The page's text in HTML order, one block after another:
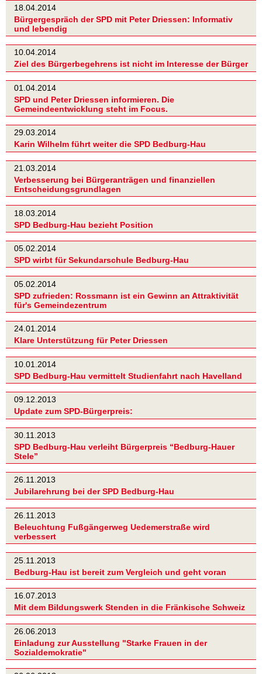
18.04.2014
Bürgergespräch der SPD mit Peter Driessen: Informativ
und lebendig
10.04.2014
Ziel des Bürgerbegehrens ist nicht im Interesse der Bürger
01.04.2014
SPD und Peter Driessen informieren. Die
Gemeindeentwicklung steht im Focus.
29.03.2014
Karin Wilhelm führt weiter die SPD Bedburg-Hau
21.03.2014
Verbesserung bei Bürgeranträgen und finanziellen
Entscheidungsgrundlagen
18.03.2014
SPD Bedburg-Hau bezieht Position
05.02.2014
SPD wirbt für Sekundarschule Bedburg-Hau
05.02.2014
SPD zufrieden: Rossmann ist ein Gewinn an Attraktivität
für's Gemeindezentrum
24.01.2014
Klare Unterstützung für Peter Driessen
10.01.2014
SPD Bedburg-Hau vermittelt Studienfahrt nach Havelland
09.12.2013
Update zum SPD-Bürgerpreis:
30.11.2013
SPD Bedburg-Hau verleiht Bürgerpreis “Bedburg-Hauer
Stele”
26.11.2013
Jubilarehrung bei der SPD Bedburg-Hau
26.11.2013
Beleuchtung Fußgängerweg Uedemerstraße wird
verbessert
25.11.2013
Bedburg-Hau ist bereit zum Vergleich und geht voran
16.07.2013
Mit dem Bildungswerk Stenden in die Fränkische Schweiz
26.06.2013
Einladung zur Ausstellung "Starke Frauen in der
Sozialdemokratie"